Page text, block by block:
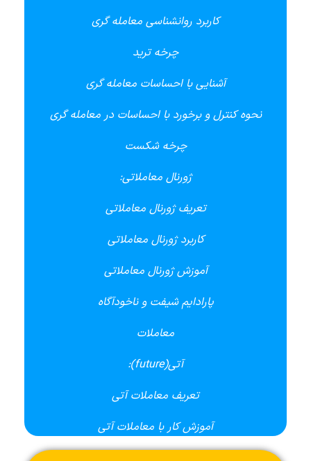
کاربرد روانشناسی معامله گری
چرخه ترید
آشنایی با احساسات معامله گری
نحوه کنترل و برخورد با احساسات در معامله گری
چرخه شکست
ژورنال معاملاتی:
تعریف ژورنال معاملاتی
کاربرد ژورنال معاملاتی
آموزش ژورنال معاملاتی
پارادایم شیفت و ناخودآگاه
معاملات
آتی(future):
تعریف معاملات آتی
آموزش کار با معاملات آتی